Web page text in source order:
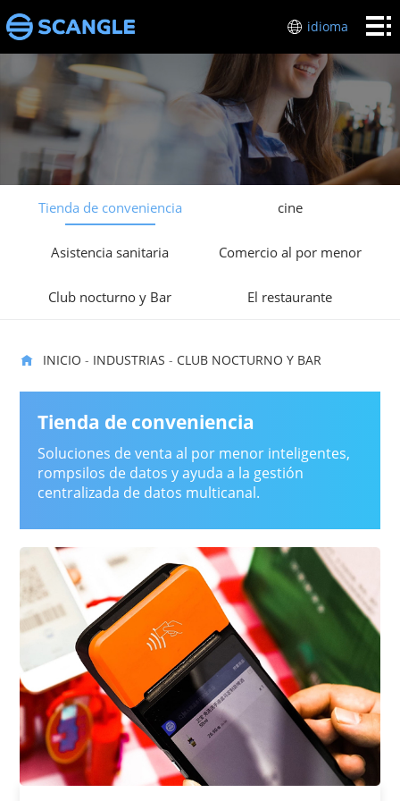
idioma
Inicio
HARDWARE
industrias
Sobre
mí
Soporte
contacto
Tienda de conveniencia cine
Asistencia sanitaria Comercio al por menor
Club nocturno y Bar El restaurante
INICIO - INDUSTRIAS - CLUB NOCTURNO Y BAR
Tienda de conveniencia
Soluciones de venta al por menor inteligentes,
rompsilos de datos y ayuda a la gestión
centralizada de datos multicanal.